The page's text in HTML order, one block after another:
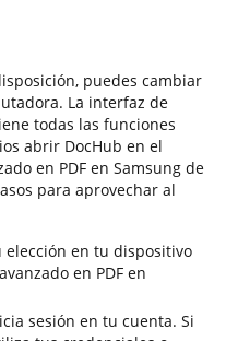
puedes cambiar
La interfaz de
todas las funciones
abrir DocHub en el
en PDF en Samsung de
para aprovechar al
en tu dispositivo
en PDF en
sesión en tu cuenta. Si